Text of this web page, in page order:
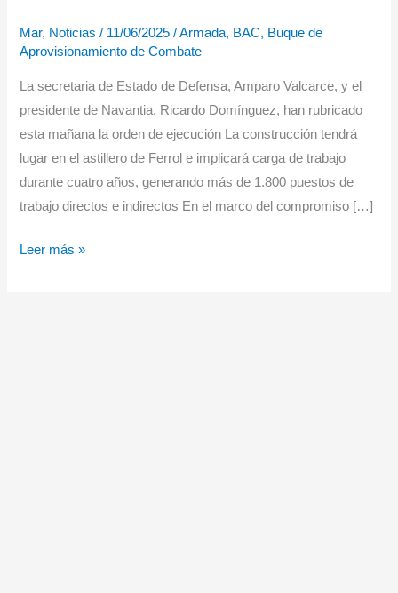
Mar, Noticias / 11/06/2025/Armada, BAC, Buque de
Aprovisionamiento de Combate
La secretaria de Estado de Defensa, Amparo Valcarce, y el
presidente de Navantia, Ricardo Domínguez, han rubricado
esta mañana la orden de ejecución La construcción tendrá
lugar en el astillero de Ferrol e implicará carga de trabajo
durante cuatro años, generando más de 1.800 puestos de
trabajo directos e indirectos En el marco del compromiso […]
Luz
Leer más »